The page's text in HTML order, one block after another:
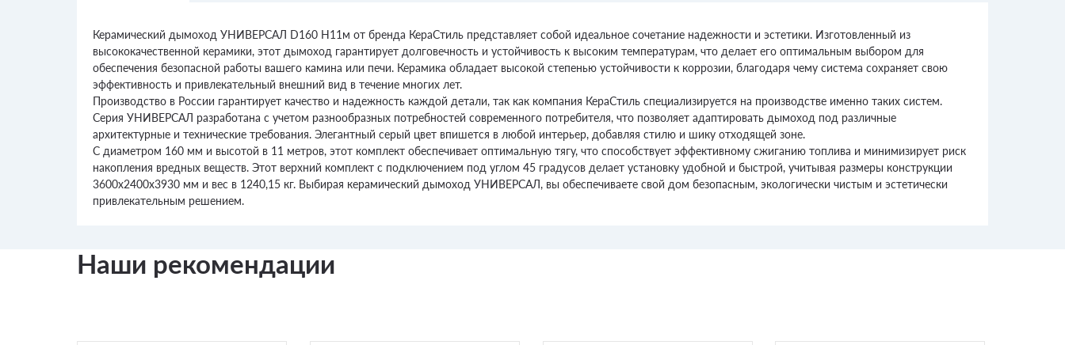
Керамический дымоход УНИВЕРСАЛ D160 H11м от бренда КераСтиль представляет собой идеальное сочетание надежности и эстетики. Изготовленный из
высококачественной керамики, этот дымоход гарантирует долговечность и устойчивость к высоким температурам, что делает его оптимальным выбором для
обеспечения безопасной работы вашего камина или печи. Керамика обладает высокой степенью устойчивости к коррозии, благодаря чему система сохраняет свою
эффективность и привлекательный внешний вид в течение многих лет.
Производство в России гарантирует качество и надежность каждой детали, так как компания КераСтиль специализируется на производстве именно таких систем.
Серия УНИВЕРСАЛ разработана с учетом разнообразных потребностей современного потребителя, что позволяет адаптировать дымоход под различные
архитектурные и технические требования. Элегантный серый цвет впишется в любой интерьер, добавляя стилю и шику отходящей зоне.
С диаметром 160 мм и высотой в 11 метров, этот комплект обеспечивает оптимальную тягу, что способствует эффективному сжиганию топлива и минимизирует риск
накопления вредных веществ. Этот верхний комплект с подключением под углом 45 градусов делает установку удобной и быстрой, учитывая размеры конструкции
3600х2400х3930 мм и вес в 1240,15 кг. Выбирая керамический дымоход УНИВЕРСАЛ, вы обеспечиваете свой дом безопасным, экологически чистым и эстетически
привлекательным решением.
Наши рекомендации